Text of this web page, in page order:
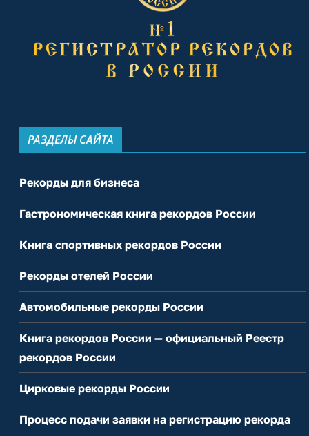
РАЗДЕЛЫ САЙТА
Рекорды для бизнеса
Гастрономическая книга рекордов России
Книга спортивных рекордов России
Рекорды отелей России
Автомобильные рекорды России
Книга рекордов России — официальный Реестр
рекордов России
Цирковые рекорды России
Процесс подачи заявки на регистрацию рекорда